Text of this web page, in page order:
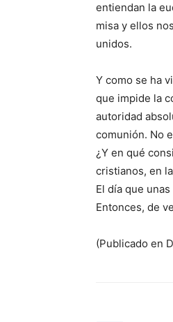
entiendan la
misa y ellos
unidos.
Y como se ha
que impide la
autoridad
comunión. No
¿Y en qué
cristianos, en
El día que
Entonces, de
(Publicado en